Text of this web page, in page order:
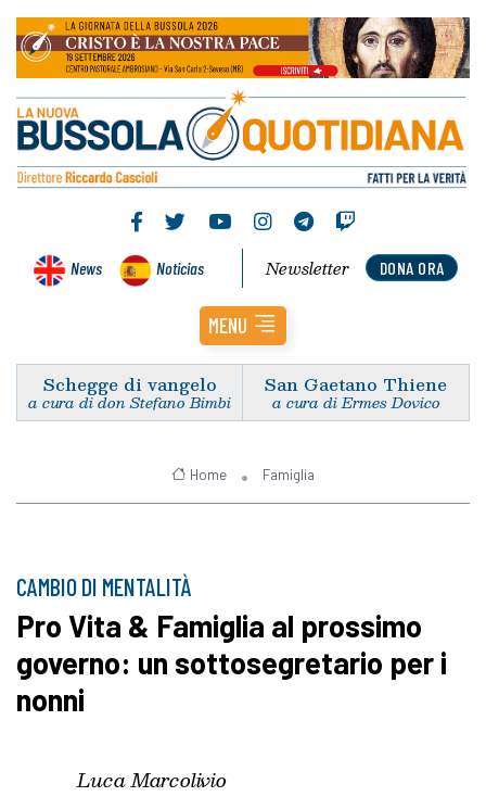
News Noticias DONA ORA
Newsletter
MENU
Schegge di vangelo
a cura di don Stefano Bimbi
San Gaetano Thiene
a cura di Ermes Dovico
Home Famiglia
CAMBIO DI MENTALITÀ
Pro Vita & Famiglia al prossimo
governo: un sottosegretario per i
nonni
Luca Marcolivio